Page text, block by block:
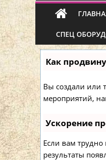
СПЕЦ
Как
Вы создали или
мероприятий,
Ускорение
Если вам трудно
результаты